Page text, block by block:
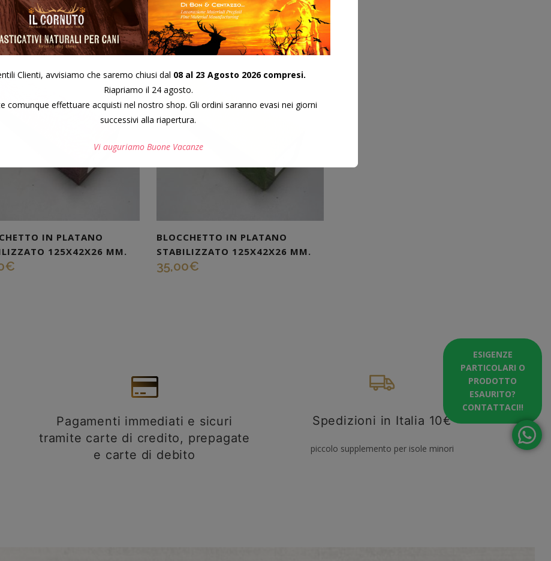
COD:PLATANO 23
IN PLATANO
125X42X26 MM.
€
COD:PLATANO 10
BLOCCHETTO IN PLATANO
STABILIZZATO 125X42X26 MM.
35,00€
Pagamenti immediati e sicuri
tramite carte di credito, prepagate
e carte di debito
Spedizioni in Italia 10€
piccolo supplemento per isole minori
ESIGENZE
PARTICOLARI O
PRODOTTO
ESAURITO?
CONTATTACI!!
Clienti, avvisiamo che saremo chiusi dal 08 al 23 Agosto 2026 compresi.
Riapriamo il 24 agosto.
comunque effettuare acquisti nel nostro shop. Gli ordini saranno evasi nei giorni
successivi alla riapertura.
Vi auguriamo Buone Vacanze